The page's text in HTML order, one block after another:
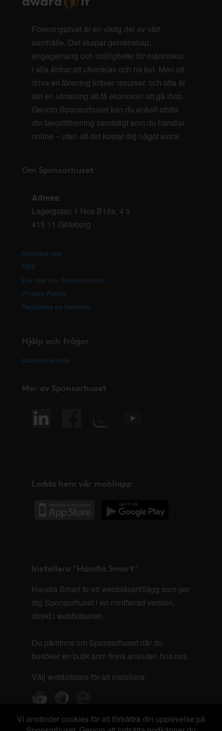
Föreningslivet är en viktig del av vårt
samhälle. Det skapar gemenskap,
engagemang och möjligheter för människor
i alla åldrar att utvecklas och ha kul. Men att
driva en förening kräver resurser, och ofta är
det en utmaning att få ekonomin att gå ihop.
Genom Sponsorhuset kan du enkelt stötta
din favoritförening samtidigt som du handlar
online – utan att det kostar dig något extra!
Om Sponsorhuset
Adress:
Lagergatan 1 Hus B19a, 4 tr
415 11 Göteborg
Kontakta oss
FAQ
Läs mer om Sponsorhuset
Privacy Policy
Registrera ny förening
Hjälp och frågor
Skapa ett ärende
Mer av Sponsorhuset
Ladda hem vår mobilapp
Installera "Handla Smart"
Handla Smart är ett webbläsartillägg som ger
dig Sponsorhuset i en minifierad version,
direkt i webbläsaren.
Du påminns om Sponsorhuset när du
besöker en butik som finns ansluten hos oss.
Välj webbläsare för att installera:
Vi använder cookies för att förbättra din upplevelse på